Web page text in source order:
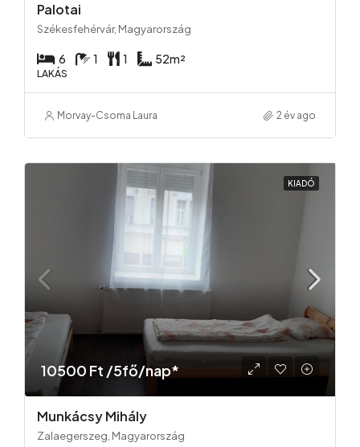
Palotai
Székesfehérvár, Magyarország
6 1 1 52m²
LAKÁS
Morvay-Csoma Laura 2 év ago
KIADÓ
10500 Ft /5fő/nap*
Munkácsy Mihály
Zalaegerszeg, Magyarország